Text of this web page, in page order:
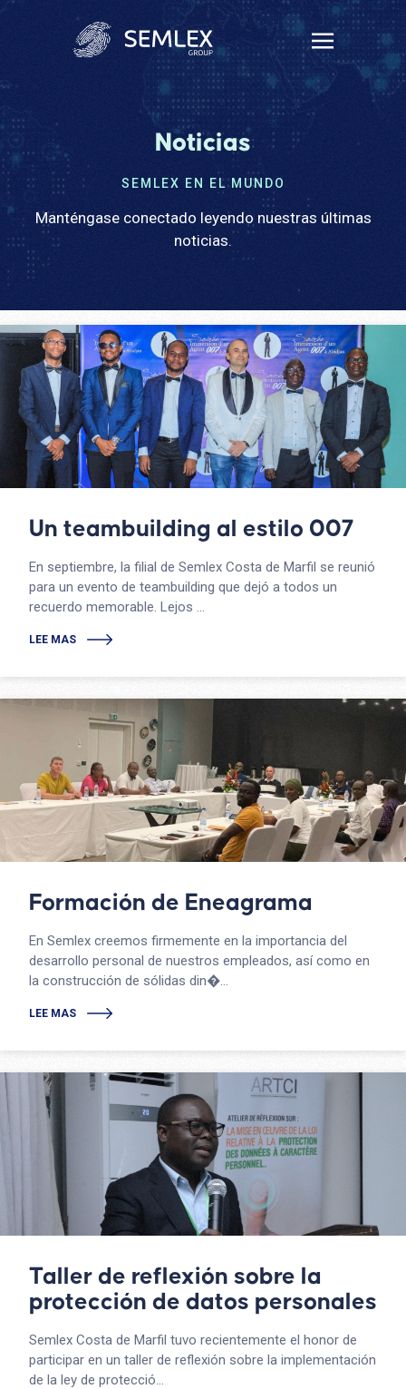
Noticias
SEMLEX EN EL MUNDO
Manténgase conectado leyendo nuestras últimas
noticias.
Un teambuilding al estilo 007
En septiembre, la filial de Semlex Costa de Marfil se reunió
para un evento de teambuilding que dejó a todos un
recuerdo memorable. Lejos ...
LEE MAS
Formación de Eneagrama
En Semlex creemos firmemente en la importancia del
desarrollo personal de nuestros empleados, así como en
la construcción de sólidas din�...
LEE MAS
Taller de reflexión sobre la
protección de datos personales
Semlex Costa de Marfil tuvo recientemente el honor de
participar en un taller de reflexión sobre la implementación
de la ley de protecció...